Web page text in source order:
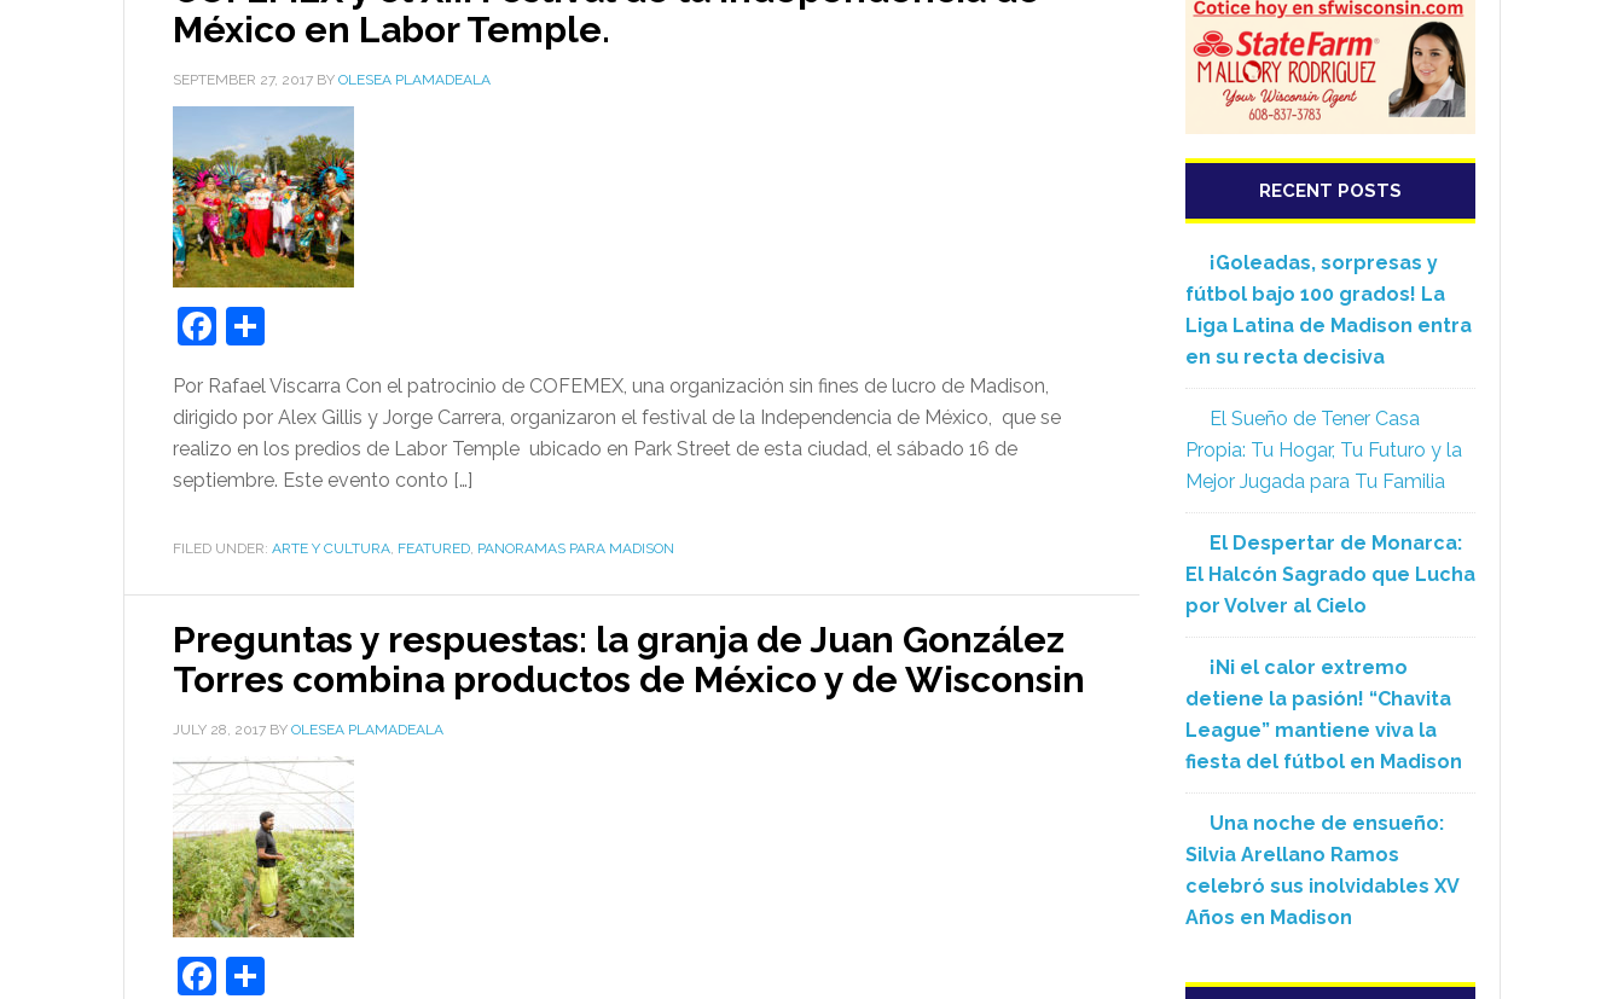
México en Labor Temple.
SEPTEMBER 27, 2017 BY OLESEA PLAMADEALA
Facebook
Por Rafael Viscarra Con el patrocinio de COFEMEX, una organización sin fines de lucro de Madison,
dirigido por Alex Gillis y Jorge Carrera, organizaron el festival de la Independencia de México, que se
realizo en los predios de Labor Temple ubicado en Park Street de esta ciudad, el sábado 16 de
septiembre. Este evento conto […]
FILED UNDER: ARTE Y CULTURA, FEATURED, PANORAMAS PARA MADISON
Preguntas y respuestas: la granja de Juan González
Torres combina productos de México y de Wisconsin
JULY 28, 2017 BY OLESEA PLAMADEALA
Facebook
RECENT POSTS
¡Goleadas, sorpresas y
fútbol bajo 100 grados! La
Liga Latina de Madison entra
en su recta decisiva
El Sueño de Tener Casa
Propia: Tu Hogar, Tu Futuro y la
Mejor Jugada para Tu Familia
El Despertar de Monarca:
El Halcón Sagrado que Lucha
por Volver al Cielo
¡Ni el calor extremo
detiene la pasión! “Chavita
League” mantiene viva la
fiesta del fútbol en Madison
Una noche de ensueño:
Silvia Arellano Ramos
celebró sus inolvidables XV
Años en Madison